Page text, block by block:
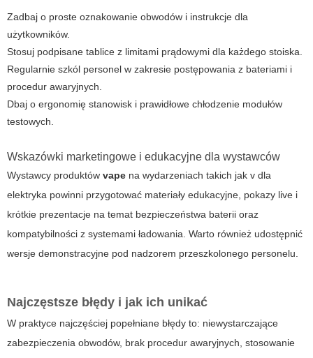
Zadbaj o proste oznakowanie obwodów i instrukcje dla
użytkowników.
Stosuj podpisane tablice z limitami prądowymi dla każdego stoiska.
Regularnie szkól personel w zakresie postępowania z bateriami i
procedur awaryjnych.
Dbaj o ergonomię stanowisk i prawidłowe chłodzenie modułów
testowych.
Wskazówki marketingowe i edukacyjne dla wystawców
Wystawcy produktów vape na wydarzeniach takich jak v dla
elektryka powinni przygotować materiały edukacyjne, pokazy live i
krótkie prezentacje na temat bezpieczeństwa baterii oraz
kompatybilności z systemami ładowania. Warto również udostępnić
wersje demonstracyjne pod nadzorem przeszkolonego personelu.
Najczęstsze błędy i jak ich unikać
W praktyce najczęściej popełniane błędy to: niewystarczające
zabezpieczenia obwodów, brak procedur awaryjnych, stosowanie